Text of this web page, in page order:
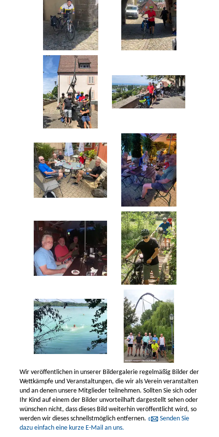
Wir veröffentlichen in unserer Bildergalerie regelmäßig Bilder der
Wettkämpfe und Veranstaltungen, die wir als Verein veranstalten
und an denen unsere Mitglieder teilnehmen. Sollten Sie sich oder
Ihr Kind auf einem der Bilder unvorteilhaft dargestellt sehen oder
wünschen nicht, dass dieses Bild weiterhin veröffentlicht wird, so
werden wir dieses schnellstmöglich entfernen.
Senden Sie
dazu einfach eine kurze E-Mail an uns.